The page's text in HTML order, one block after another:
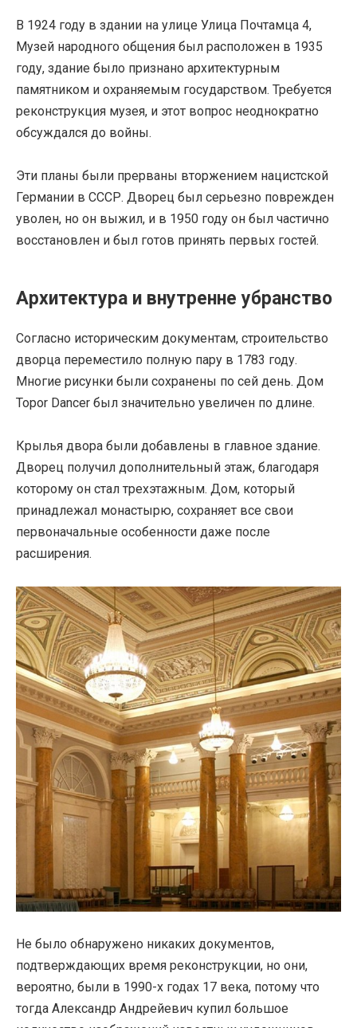
В 1924 году в здании на улице Улица Почтамца 4,
Музей народного общения был расположен в 1935
году, здание было признано архитектурным
памятником и охраняемым государством. Требуется
реконструкция музея, и этот вопрос неоднократно
обсуждался до войны.
Эти планы были прерваны вторжением нацистской
Германии в СССР. Дворец был серьезно поврежден
уволен, но он выжил, и в 1950 году он был частично
восстановлен и был готов принять первых гостей.
Архитектура и внутренне убранство
Согласно историческим документам, строительство
дворца переместило полную пару в 1783 году.
Многие рисунки были сохранены по сей день. Дом
Topor Dancer был значительно увеличен по длине.
Крылья двора были добавлены в главное здание.
Дворец получил дополнительный этаж, благодаря
которому он стал трехэтажным. Дом, который
принадлежал монастырю, сохраняет все свои
первоначальные особенности даже после
расширения.
Не было обнаружено никаких документов,
подтверждающих время реконструкции, но они,
вероятно, были в 1990-х годах 17 века, потому что
тогда Александр Андрейевич купил большое